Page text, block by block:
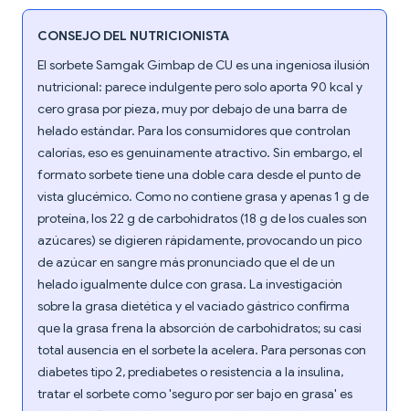
CONSEJO DEL NUTRICIONISTA
El sorbete Samgak Gimbap de CU es una ingeniosa ilusión
nutricional: parece indulgente pero solo aporta 90 kcal y
cero grasa por pieza, muy por debajo de una barra de
helado estándar. Para los consumidores que controlan
calorías, eso es genuinamente atractivo. Sin embargo, el
formato sorbete tiene una doble cara desde el punto de
vista glucémico. Como no contiene grasa y apenas 1 g de
proteína, los 22 g de carbohidratos (18 g de los cuales son
azúcares) se digieren rápidamente, provocando un pico
de azúcar en sangre más pronunciado que el de un
helado igualmente dulce con grasa. La investigación
sobre la grasa dietética y el vaciado gástrico confirma
que la grasa frena la absorción de carbohidratos; su casi
total ausencia en el sorbete la acelera. Para personas con
diabetes tipo 2, prediabetes o resistencia a la insulina,
tratar el sorbete como 'seguro por ser bajo en grasa' es